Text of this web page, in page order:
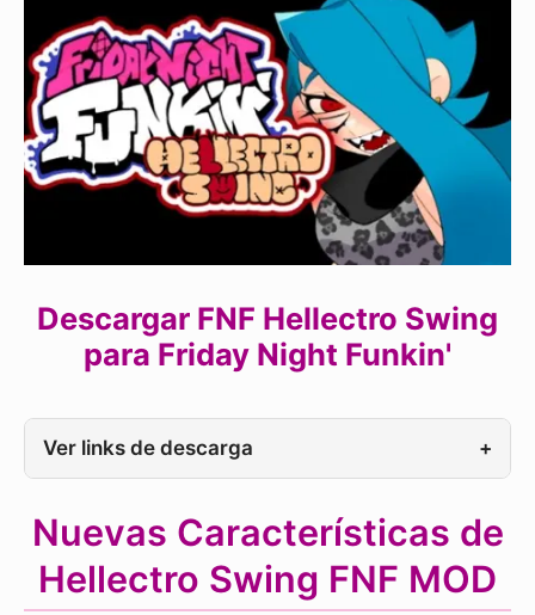
Descargar FNF Hellectro Swing
para Friday Night Funkin'
Ver links de descarga +
Nuevas Características de
Hellectro Swing FNF MOD